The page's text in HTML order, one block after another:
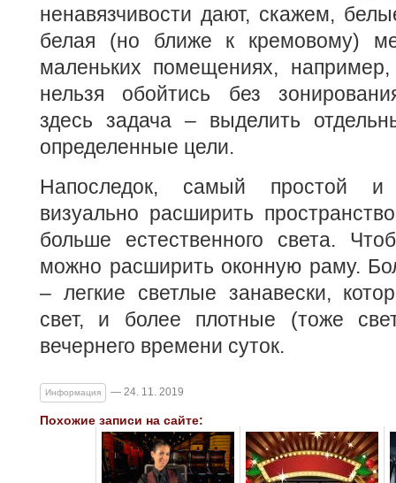
ненавязчивости дают, скажем,
белая (но ближе к кремовому)
маленьких помещениях, например,
нельзя обойтись без
здесь задача – выделить
определенные цели.
Напоследок, самый простой
визуально расширить
больше естественного света.
можно расширить оконную раму.
– легкие светлые занавески,
свет, и более плотные (тоже
вечернего времени суток.
Информация — 24. 11. 2019
Похожие записи на сайте: